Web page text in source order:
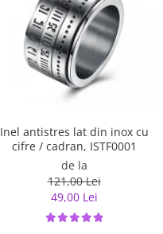
Inel antistres lat din inox cu
cifre / cadran, ISTF0001
de la
121,00 Lei
49,00 Lei